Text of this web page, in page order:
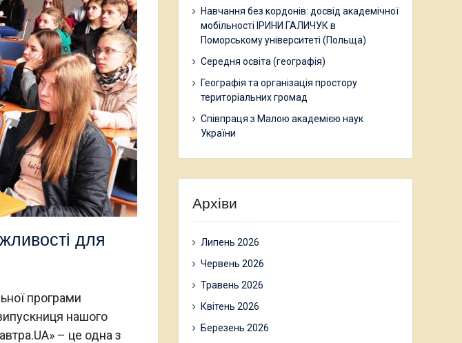
для
програми
нашого
– це одна з
Навчання без кордонів: досвід академічної
мобільності ІРИНИ ГАЛИЧУК в
Поморському університеті (Польща)
Середня освіта (географія)
Географія та організація простору
територіальних громад
Співпраця з Малою академією наук
України
Архіви
Липень 2026
Червень 2026
Травень 2026
Квітень 2026
Березень 2026